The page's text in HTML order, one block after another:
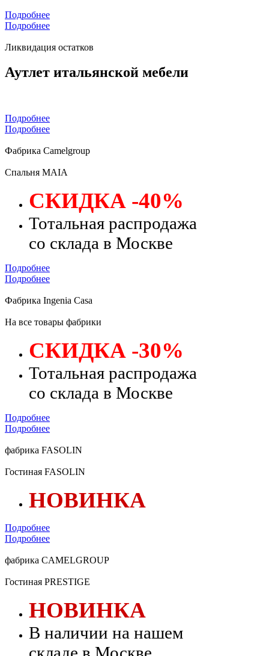
Подробнее
Подробнее
Ликвидация остатков
Аутлет итальянской мебели
Подробнее
Подробнее
Фабрика Camelgroup
Спальня MAIA
СКИДКА -40%
Тотальная распродажа
со склада в Москве
Подробнее
Подробнее
Фабрика Ingenia Casa
На все товары фабрики
СКИДКА -30%
Тотальная распродажа
со склада в Москве
Подробнее
Подробнее
фабрика FASOLIN
Гостиная FASOLIN
НОВИНКА
Подробнее
Подробнее
фабрика CAMELGROUP
Гостиная PRESTIGE
НОВИНКА
В наличии на нашем